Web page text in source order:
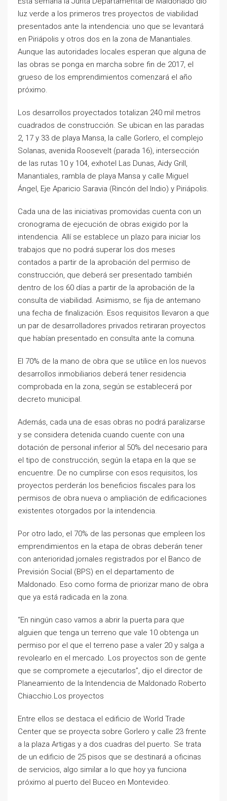
luz verde a los primeros tres proyectos de viabilidad
presentados ante la intendencia: uno que se levantará
en Piriápolis y otros dos en la zona de Manantiales.
Aunque las autoridades locales esperan que alguna de
las obras se ponga en marcha sobre fin de 2017, el
grueso de los emprendimientos comenzará el año
próximo.
Los desarrollos proyectados totalizan 240 mil metros
cuadrados de construcción. Se ubican en las paradas
2, 17 y 33 de playa Mansa, la calle Gorlero, el complejo
Solanas, avenida Roosevelt (parada 16), intersección
de las rutas 10 y 104, exhotel Las Dunas, Aidy Grill,
Manantiales, rambla de playa Mansa y calle Miguel
Ángel, Eje Aparicio Saravia (Rincón del Indio) y Piriápolis.
Cada una de las iniciativas promovidas cuenta con un
cronograma de ejecución de obras exigido por la
intendencia. Allí se establece un plazo para iniciar los
trabajos que no podrá superar los dos meses
contados a partir de la aprobación del permiso de
construcción, que deberá ser presentado también
dentro de los 60 días a partir de la aprobación de la
consulta de viabilidad. Asimismo, se fija de antemano
una fecha de finalización. Esos requisitos llevaron a que
un par de desarrolladores privados retiraran proyectos
que habían presentado en consulta ante la comuna.
El 70% de la mano de obra que se utilice en los nuevos
desarrollos inmobiliarios deberá tener residencia
comprobada en la zona, según se establecerá por
decreto municipal.
Además, cada una de esas obras no podrá paralizarse
y se considera detenida cuando cuente con una
dotación de personal inferior al 50% del necesario para
el tipo de construcción, según la etapa en la que se
encuentre. De no cumplirse con esos requisitos, los
proyectos perderán los beneficios fiscales para los
permisos de obra nueva o ampliación de edificaciones
existentes otorgados por la intendencia.
Por otro lado, el 70% de las personas que empleen los
emprendimientos en la etapa de obras deberán tener
con anterioridad jornales registrados por el Banco de
Previsión Social (BPS) en el departamento de
Maldonado. Eso como forma de priorizar mano de obra
que ya está radicada en la zona.
“En ningún caso vamos a abrir la puerta para que
alguien que tenga un terreno que vale 10 obtenga un
permiso por el que el terreno pase a valer 20 y salga a
revolearlo en el mercado. Los proyectos son de gente
que se compromete a ejecutarlos”, dijo el director de
Planeamiento de la Intendencia de Maldonado Roberto
Chiacchio.Los proyectos
Entre ellos se destaca el edificio de World Trade
Center que se proyecta sobre Gorlero y calle 23 frente
a la plaza Artigas y a dos cuadras del puerto. Se trata
de un edificio de 25 pisos que se destinará a oficinas
de servicios, algo similar a lo que hoy ya funciona
próximo al puerto del Buceo en Montevideo.